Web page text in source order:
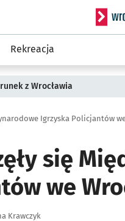
Rekreacja
z Wrocławia
Igrzyska Policjantów
się
we
Krawczyk